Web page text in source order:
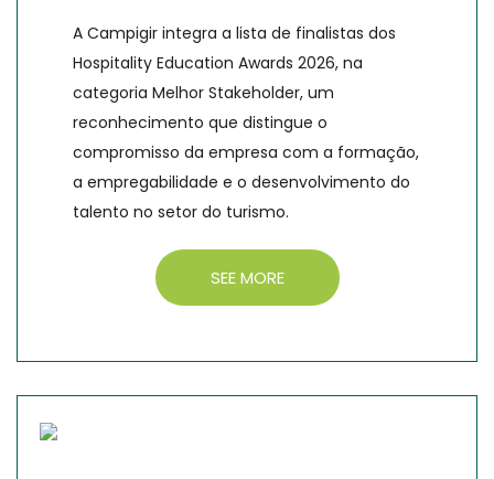
A Campigir integra a lista de finalistas dos
Hospitality Education Awards 2026, na
categoria Melhor Stakeholder, um
reconhecimento que distingue o
compromisso da empresa com a formação,
a empregabilidade e o desenvolvimento do
talento no setor do turismo.
SEE MORE